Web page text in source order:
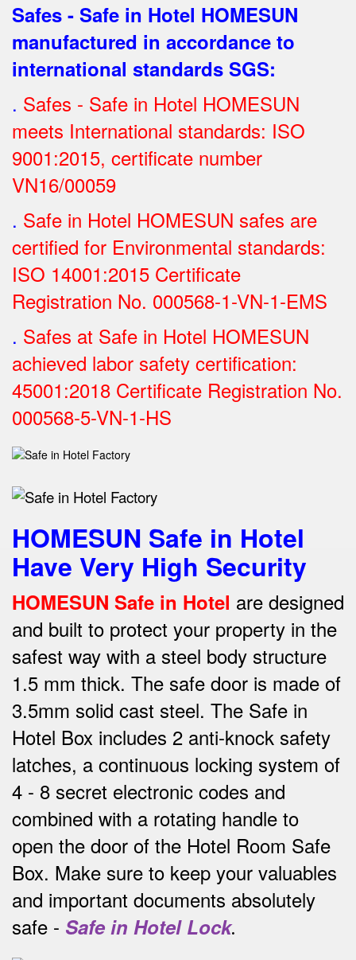
Safes - Safe in Hotel HOMESUN
manufactured in accordance to
international standards SGS:
. Safes - Safe in Hotel HOMESUN
meets International standards: ISO
9001:2015, certificate number
VN16/00059
. Safe in Hotel HOMESUN safes are
certified for Environmental standards:
ISO 14001:2015 Certificate
Registration No. 000568-1-VN-1-EMS
. Safes at Safe in Hotel HOMESUN
achieved labor safety certification:
45001:2018 Certificate Registration No.
000568-5-VN-1-HS
HOMESUN Safe in Hotel
Have Very High Security
HOMESUN Safe in Hotel are designed
and built to protect your property in the
safest way with a steel body structure
1.5 mm thick. The safe door is made of
3.5mm solid cast steel. The Safe in
Hotel Box includes 2 anti-knock safety
latches, a continuous locking system of
4 - 8 secret electronic codes and
combined with a rotating handle to
open the door of the Hotel Room Safe
Box. Make sure to keep your valuables
and important documents absolutely
safe - Safe in Hotel Lock.